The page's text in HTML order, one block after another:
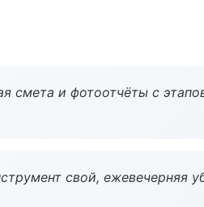
смета и фотоотчёты с
свой, ежевечерняя